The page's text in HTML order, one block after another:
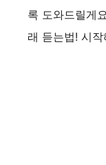
록 도와드릴게
래 듣는법! 시